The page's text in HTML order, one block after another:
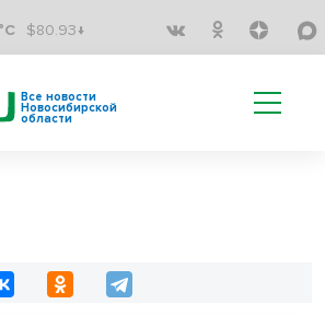
$80.93↓
Все новости
Новосибирской
области